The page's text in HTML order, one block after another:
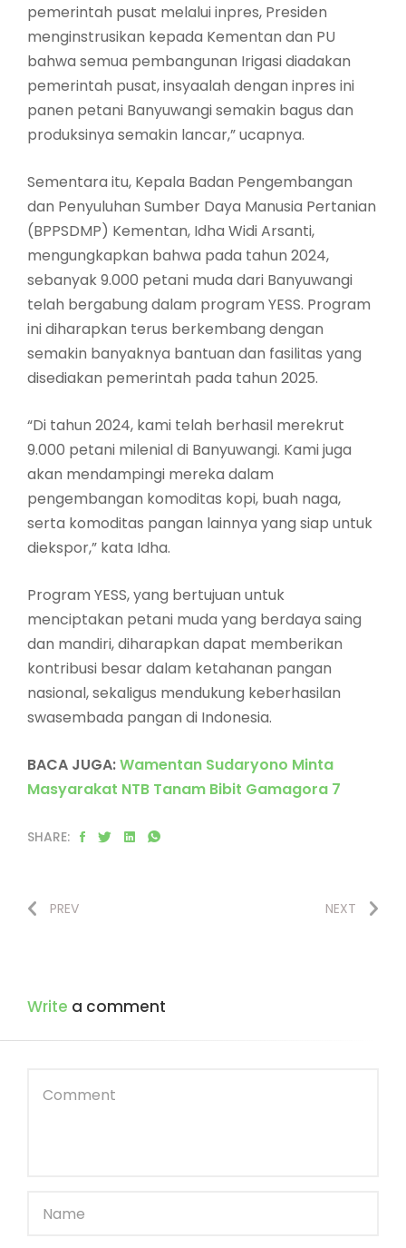
pemerintah pusat melalui inpres, Presiden
menginstrusikan kepada Kementan dan PU
bahwa semua pembangunan Irigasi diadakan
pemerintah pusat, insyaalah dengan inpres ini
panen petani Banyuwangi semakin bagus dan
produksinya semakin lancar,” ucapnya.
Sementara itu, Kepala Badan Pengembangan
dan Penyuluhan Sumber Daya Manusia Pertanian
(BPPSDMP) Kementan, Idha Widi Arsanti,
mengungkapkan bahwa pada tahun 2024,
sebanyak 9.000 petani muda dari Banyuwangi
telah bergabung dalam program YESS. Program
ini diharapkan terus berkembang dengan
semakin banyaknya bantuan dan fasilitas yang
disediakan pemerintah pada tahun 2025.
“Di tahun 2024, kami telah berhasil merekrut
9.000 petani milenial di Banyuwangi. Kami juga
akan mendampingi mereka dalam
pengembangan komoditas kopi, buah naga,
serta komoditas pangan lainnya yang siap untuk
diekspor,” kata Idha.
Program YESS, yang bertujuan untuk
menciptakan petani muda yang berdaya saing
dan mandiri, diharapkan dapat memberikan
kontribusi besar dalam ketahanan pangan
nasional, sekaligus mendukung keberhasilan
swasembada pangan di Indonesia.
BACA JUGA:Wamentan Sudaryono Minta
Masyarakat NTB Tanam Bibit Gamagora 7
SHARE:
PREV NEXT
Write a comment